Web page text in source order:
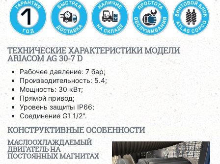
ТЕХНИЧЕСКИЕ ХАРАКТЕРИСТИКИ МОДЕЛИ
ARIACOM AG 30-7 D
Рабочее давление: 7 бар;
Производительность: 5.4;
Мощность: 30 кВт;
Прямой привод;
Уровень защиты IP66;
Соединение G1 1/2".
КОНСТРУКТИВНЫЕ ОСОБЕННОСТИ
МАСЛООХЛАЖДАЕМЫЙ
ДВИГАТЕЛЬ НА
ПОСТОЯННЫХ МАГНИТАХ